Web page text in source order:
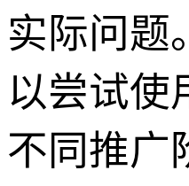
实际问题
以尝试使
不同推广